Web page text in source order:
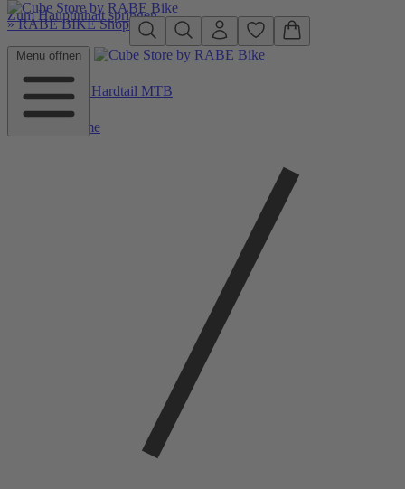
Zum Hauptinhalt springen
»RABE BIKE Shop
Menü öffnen
Zurück zu Hardtail MTB
Home